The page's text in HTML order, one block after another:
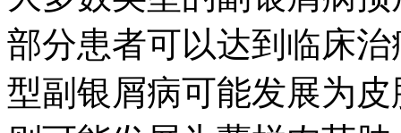
部分患者可以达到临床
型副银屑病可能发展为